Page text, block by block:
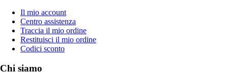
Il mio account
Centro assistenza
Traccia il mio ordine
Restituisci il mio ordine
Codici sconto
Chi siamo